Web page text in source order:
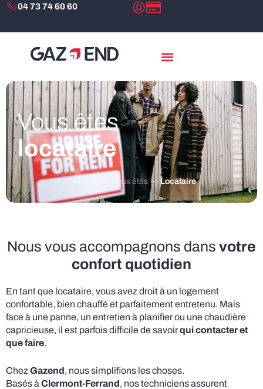
04 73 74 60 60
Vous êtes
locataire
Vous êtes - Locataire
Nous vous accompagnons dans votre
confort quotidien
En tant que locataire, vous avez droit à un logement
confortable, bien chauffé et parfaitement entretenu. Mais
face à une panne, un entretien à planifier ou une chaudière
capricieuse, il est parfois difficile de savoirqui contacter et
que faire.
Chez Gazend, nous simplifions les choses.
Basés à Clermont-Ferrand, nos techniciens assurent